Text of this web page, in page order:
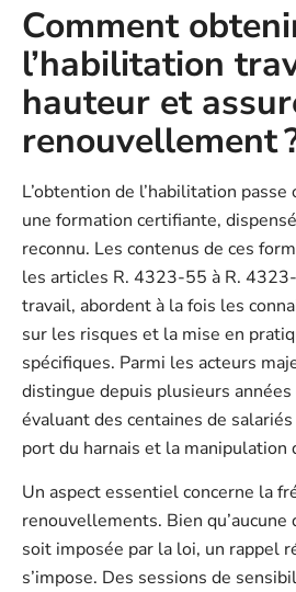
Comment
l’habilitation
hauteur et
renouvellement
L’obtention de l’habilitation
une formation certifiante,
reconnu. Les contenus de ces
les articles R. 4323-55 à R.
travail, abordent à la fois les
sur les risques et la mise en
spécifiques. Parmi les acteurs
distingue depuis plusieurs
évaluant des centaines de
port du harnais et la manipulation
Un aspect essentiel concerne la
renouvellements. Bien
soit imposée par la loi, un rappel
s’impose. Des sessions de